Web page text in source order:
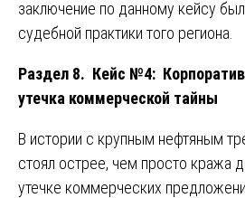
заключение по данному кейсу
судебной практики того региона.
Раздел 8. Кейс №4:
утечка коммерческой тайны
В истории с крупным нефтяным
стоял острее, чем просто кража
утечке коммерческих